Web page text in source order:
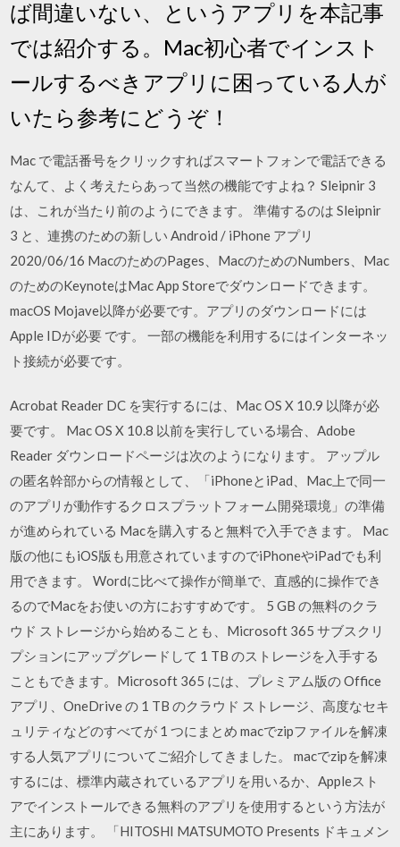
ば間違いない、というアプリを本記事
では紹介する。Mac初心者でインスト
ールするべきアプリに困っている人が
いたら参考にどうぞ！
Mac で電話番号をクリックすればスマートフォンで電話できる
なんて、よく考えたらあって当然の機能ですよね？ Sleipnir 3
は、これが当たり前のようにできます。 準備するのは Sleipnir
3 と、連携のための新しい Android / iPhone アプリ
2020/06/16 MacのためのPages、MacのためのNumbers、Mac
のためのKeynoteはMac App Storeでダウンロードできます。
macOS Mojave以降が必要です。アプリのダウンロードには
Apple IDが必要 です。 一部の機能を利用するにはインターネッ
ト接続が必要です。
Acrobat Reader DC を実行するには、Mac OS X 10.9 以降が必
要です。 Mac OS X 10.8 以前を実行している場合、Adobe
Reader ダウンロードページは次のようになります。 アップル
の匿名幹部からの情報として、「iPhoneとiPad、Mac上で同一
のアプリが動作するクロスプラットフォーム開発環境」の準備
が進められている Macを購入すると無料で入手できます。 Mac
版の他にもiOS版も用意されていますのでiPhoneやiPadでも利
用できます。 Wordに比べて操作が簡単で、直感的に操作でき
るのでMacをお使いの方におすすめです。 ‎5 GB の無料のクラ
ウド ストレージから始めることも、Microsoft 365 サブスクリ
プションにアップグレードして 1 TB のストレージを入手する
こともできます。Microsoft 365 には、プレミアム版の Office
アプリ、OneDrive の 1 TB のクラウド ストレージ、高度なセキ
ュリティなどのすべてが 1 つにまとめ macでzipファイルを解凍
する人気アプリについてご紹介してきました。 macでzipを解凍
するには、標準内蔵されているアプリを用いるか、Appleスト
アでインストールできる無料のアプリを使用するという方法が
主にあります。 ‎「HITOSHI MATSUMOTO Presents ドキュメン